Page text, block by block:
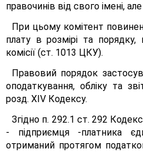
правочинів від свого імені,
При цьому комітент
плату в розмірі та порядку,
комісії (ст. 1013 ЦКУ).
Правовий порядок
оподаткування, обліку та
розд. XIV Кодексу.
Згідно п. 292.1 ст. 292
- підприємця -платника
отриманий протягом